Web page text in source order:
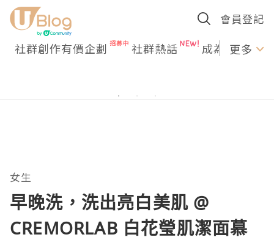
會員登記
社群創作有價企劃 社群熱話 成為U更多
女生
早晚洗，洗出亮白美肌 @
CREMORLAB 白花瑩肌潔面慕